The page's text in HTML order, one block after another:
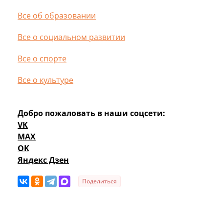
Все об образовании
Все о социальном развитии
Все о спорте
Все о культуре
Добро пожаловать в наши соцсети:
VK
MAX
OK
Яндекс Дзен
Поделиться